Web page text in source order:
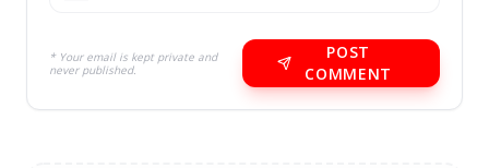
* Your email is kept private and
never published.
POST
COMMENT